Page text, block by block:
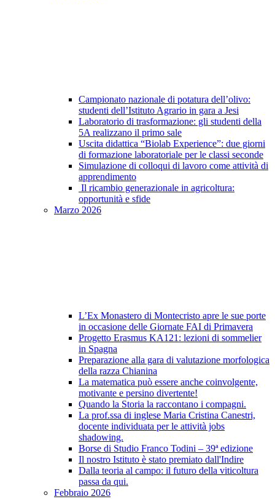
Campionato nazionale di potatura dell’olivo:
studenti dell’Istituto Agrario in gara a Jesi
Laboratorio di trasformazione: gli studenti della
5A realizzano il primo sale
Uscita didattica “Biolab Experience”: due giorni
di formazione laboratoriale per le classi seconde
Simulazione di colloqui di lavoro come attività di
apprendimento
Il ricambio generazionale in agricoltura:
opportunità e sfide
Marzo 2026
L’Ex Monastero di Montecristo apre le sue porte
in occasione delle Giornate FAI di Primavera
Progetto Erasmus KA121: lezioni di sommelier
in Spagna
Preparazione alla gara di valutazione morfologica
della razza Chianina
La matematica può essere anche coinvolgente,
motivante e persino divertente!
Quando la Storia la raccontano i compagni.
La prof.ssa di inglese Maria Cristina Canestri,
docente individuata per le attività jobs
shadowing.
Borse di Studio Franco Todini – 39ª edizione
Il nostro Istituto è stato premiato dall'Indire
Dalla teoria al campo: il futuro della viticoltura
passa da qui.
Febbraio 2026